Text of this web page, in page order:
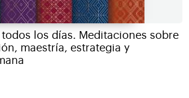
todos los días. Meditaciones sobre
maestría, estrategia y